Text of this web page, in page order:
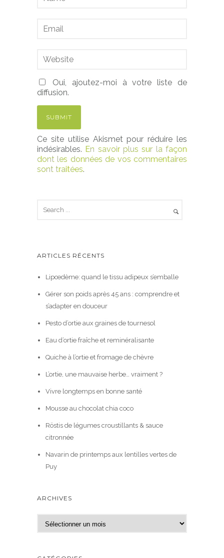
Oui, ajoutez-moi à votre liste de
diffusion.
Ce site utilise Akismet pour réduire les
indésirables. En savoir plus sur la façon
dont les données de vos commentaires
sont traitées.
ARTICLES RÉCENTS
Lipœdème: quand le tissu adipeux s’emballe
Gérer son poids après 45 ans : comprendre et
s’adapter en douceur
Pesto d’ortie aux graines de tournesol
Eau d’ortie fraîche et reminéralisante
Quiche à l’ortie et fromage de chèvre
L’ortie, une mauvaise herbe… vraiment ?
Vivre longtemps en bonne santé
Mousse au chocolat chia coco
Röstis de légumes croustillants & sauce
citronnée
Navarin de printemps aux lentilles vertes de
Puy
ARCHIVES
r
h